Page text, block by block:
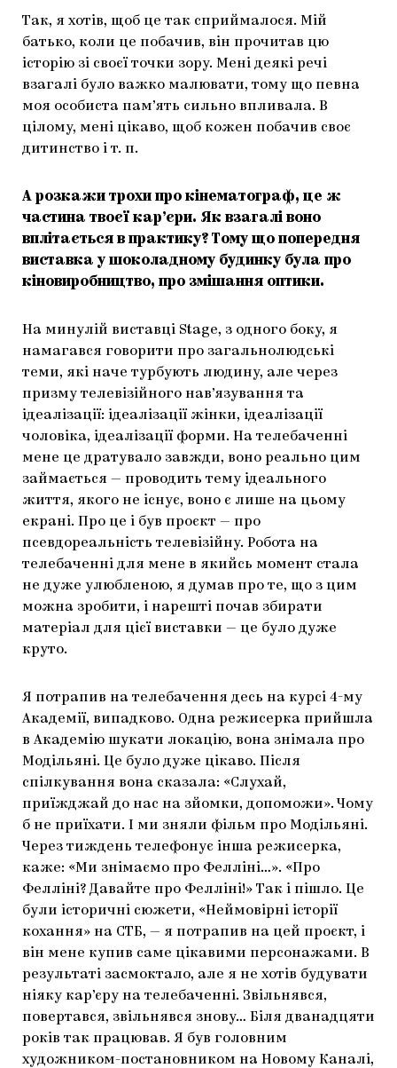
Так, я хотів, щоб це так сприймалося. Мій
батько, коли це побачив, він прочитав цю
історію зі своєї точки зору. Мені деякі речі
взагалі було важко малювати, тому що певна
моя особиста пам’ять сильно впливала. В
цілому, мені цікаво, щоб кожен побачив своє
дитинство і т. п.
А розкажи трохи про кінематограф, це ж
частина твоєї кар’єри. Як взагалі воно
вплітається в практику? Тому що попередня
виставка у шоколадному будинку була про
кіновиробництво, про змішання оптики.
На минулій виставці Stage, з одного боку, я
намагався говорити про загальнолюдські
теми, які наче турбують людину, але через
призму телевізійного нав’язування та
ідеалізації: ідеалізації жінки, ідеалізації
чоловіка, ідеалізації форми. На телебаченні
мене це дратувало завжди, воно реально цим
займається — проводить тему ідеального
життя, якого не існує, воно є лише на цьому
екрані. Про це і був проєкт — про
псевдореальність телевізійну. Робота на
телебаченні для мене в якийсь момент стала
не дуже улюбленою, я думав про те, що з цим
можна зробити, і нарешті почав збирати
матеріал для цієї виставки — це було дуже
круто.
Я потрапив на телебачення десь на курсі 4-му
Академії, випадково. Одна режисерка прийшла
в Академію шукати локацію, вона знімала про
Модільяні. Це було дуже цікаво. Після
спілкування вона сказала: «Слухай,
приїжджай до нас на зйомки, допоможи». Чому
б не приїхати. І ми зняли фільм про Модільяні.
Через тиждень телефонує інша режисерка,
каже: «Ми знімаємо про Фелліні…». «Про
Фелліні? Давайте про Фелліні!» Так і пішло. Це
були історичні сюжети, «Неймовірні історії
кохання» на СТБ, — я потрапив на цей проєкт, і
він мене купив саме цікавими персонажами. В
результаті засмоктало, але я не хотів будувати
ніяку кар’єру на телебаченні. Звільнявся,
повертався, звільнявся знову… Біля дванадцяти
років так працював. Я був головним
художником-постановником на Новому Каналі,